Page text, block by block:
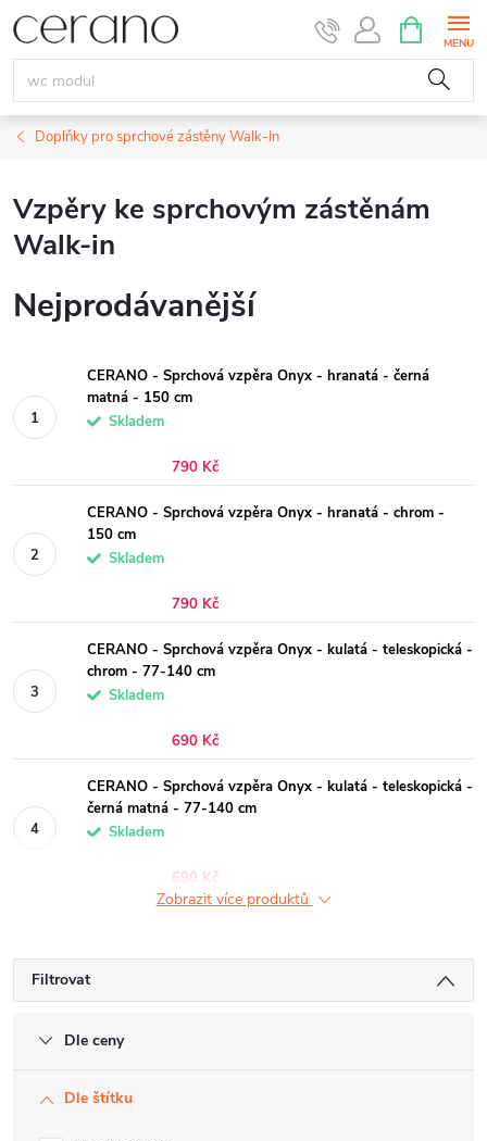
Přejít
na
obsah
NÁKUPNÍ
KOŠÍK
Doplňky pro sprchové zástěny Walk-In
Vzpěry ke sprchovým zástěnám
Walk-in
Nejprodávanější
CERANO - Sprchová vzpěra Onyx - hranatá - černá
matná - 150 cm
Skladem
790 Kč
CERANO - Sprchová vzpěra Onyx - hranatá - chrom -
150 cm
Skladem
790 Kč
CERANO - Sprchová vzpěra Onyx - kulatá - teleskopická -
chrom - 77-140 cm
Skladem
690 Kč
CERANO - Sprchová vzpěra Onyx - kulatá - teleskopická -
černá matná - 77-140 cm
Skladem
690 Kč
Zobrazit více produktů
Filtrovat
Dle ceny
Dle štítku